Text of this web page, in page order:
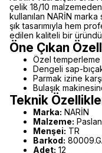
çelik 18/10
kullanılan NARİN
şık tasarımıyla hem
edilen kaliteli bir
Öne Çıkan
Özel temperleme
Dengeli sap-
Parmak izine
Bulaşık
Teknik
Marka: NARİN
Malzeme:
Menşei: TR
Barkod:
Adet: 12